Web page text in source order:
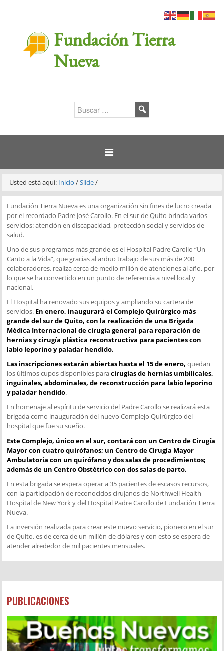
Fundación Tierra
Nueva
Usted está aquí: Inicio/Slide/
Fundación Tierra Nueva es una organización sin fines de lucro creada
por el recordado Padre José Carollo. En el sur de Quito brinda varios
servicios: atención en discapacidad, protección social y servicios de
salud.
Uno de sus programas más grande es el Hospital Padre Carollo “Un
Canto a la Vida”, que gracias al arduo trabajo de sus más de 200
colaboradores, realiza cerca de medio millón de atenciones al año, por
lo que se ha convertido en un punto de referencia a nivel local y
nacional.
El Hospital ha renovado sus equipos y ampliando su cartera de
servicios. En enero, inaugurará el Complejo Quirúrgico más
grande del sur de Quito, con la realización de una Brigada
Médica Internacional de cirugía general para reparación de
hernias y cirugía plástica reconstructiva para pacientes con
labio leporino y paladar hendido.
Las inscripciones estarán abiertas hasta el 15 de enero, quedan
los últimos cupos disponibles paracirugías de hernias umbilicales,
inguinales, abdominales, de reconstrucción para labio leporino
y paladar hendido.
En homenaje al espíritu de servicio del Padre Carollo se realizará esta
brigada como inauguración del nuevo Complejo Quirúrgico del
hospital que fue su sueño.
Este Complejo, único en el sur, contará con un Centro de Cirugía
Mayor con cuatro quirófanos; un Centro de Cirugía Mayor
Ambulatoria con un quirófano y dos salas de procedimientos;
además de un Centro Obstétrico con dos salas de parto.
En esta brigada se espera operar a 35 pacientes de escasos recursos,
con la participación de reconocidos cirujanos de Northwell Health
Hospital de New York y del Hospital Padre Carollo de Fundación Tierra
Nueva.
La inversión realizada para crear este nuevo servicio, pionero en el sur
de Quito, es de cerca de un millón de dólares y con esto se espera de
atender alrededor de mil pacientes mensuales.
PUBLICACIONES